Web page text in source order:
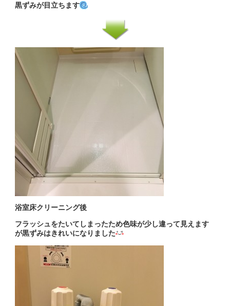
黒ずみが目立ちます
浴室床クリーニング後
フラッシュをたいてしまったため色味が少し違って見えます
が黒ずみはきれいになりました